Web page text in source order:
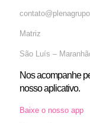
Matriz
São Luís –
Nos acompanhe
nosso aplicativo.
Baixe o nosso app